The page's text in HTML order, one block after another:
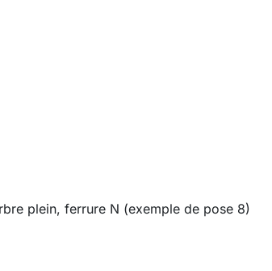
plein, ferrure N (exemple de pose 8)